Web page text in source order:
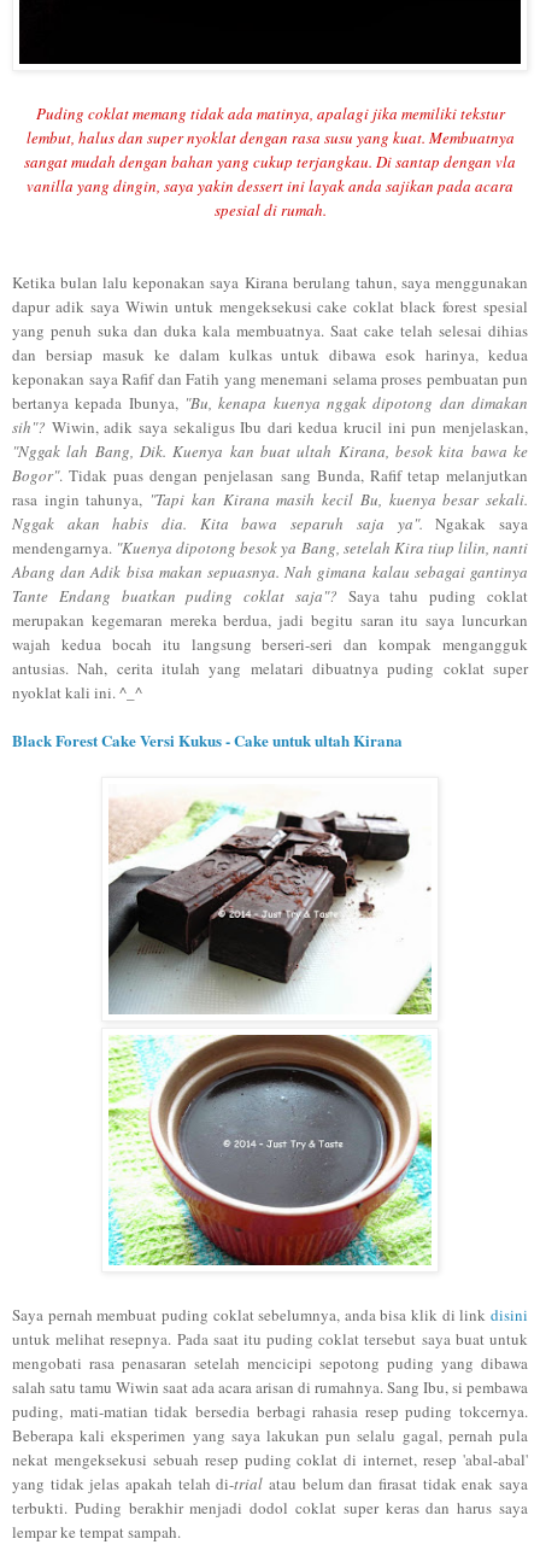
Puding coklat memang tidak ada matinya, apalagi jika memiliki tekstur
lembut, halus dan super nyoklat dengan rasa susu yang kuat. Membuatnya
sangat mudah dengan bahan yang cukup terjangkau. Di santap dengan vla
vanilla yang dingin, saya yakin dessert ini layak anda sajikan pada acara
spesial di rumah.
Ketika bulan lalu keponakan saya Kirana berulang tahun,saya menggunakan
dapur adik saya Wiwin untuk mengeksekusi cake coklatblack forest spesial
yang penuh suka dan duka kala membuatnya. Saat cake telah selesai dihias
dan bersiap masuk ke dalam kulkas untuk dibawa esok harinya, kedua
keponakan sayaRafif dan Fatih yang menemani selama proses pembuatan pun
bertanya kepada Ibunya, "Bu, kenapa kuenya nggak dipotong dan dimakan
sih"? Wiwin, adik saya sekaligus Ibu dari kedua krucil ini pun menjelaskan,
"Nggak lah Bang, Dik. Kuenya kan buatultah Kirana, besokkita bawa ke
Bogor". Tidak puas dengan penjelasan sang Bunda, Rafif tetap melanjutkan
rasa ingin tahunya, "Tapi kan Kirana masih kecil Bu, kuenya besar sekali.
Nggak akan habis dia. Kita bawa separuh saja ya". Ngakak saya
mendengarnya. "Kuenya dipotong besok ya Bang, setelah Kira tiup lilin, nanti
Abang dan Adik bisa makan sepuasnya.Nah gimana kalau sebagai gantinya
Tante Endang buatkan puding coklat saja"? Saya tahu puding coklat
merupakan kegemaran mereka berdua, jadi begitu saran itu saya luncurkan
wajah kedua bocah itu langsung berseri-seri dan kompak mengangguk
antusias.Nah, cerita itulah yang melatari dibuatnya puding coklat super
nyoklat kali ini. ^_^
Black Forest Cake Versi Kukus - Cakeuntuk ultah Kirana
Saya pernah membuat puding coklat sebelumnya, anda bisa klik di linkdisini
untuk melihat resepnya. Pada saat itu puding coklat tersebut saya buat untuk
mengobati rasa penasaran setelah mencicipi sepotong puding yang dibawa
salah satu tamu Wiwin saat ada acara arisan di rumahnya. Sang Ibu, si pembawa
puding, mati-matian tidak bersediaberbagirahasia resep puding tokcernya.
Beberapa kali eksperimen yang saya lakukan punselalu gagal, pernah pula
nekat mengeksekusi sebuah resep puding coklat di internet, resep 'abal-abal'
yang tidak jelas apakah telah di-trial atau belum dan firasat tidakenak saya
terbukti. Puding berakhir menjadi dodol coklat super keras dan harus saya
lempar ke tempat sampah.